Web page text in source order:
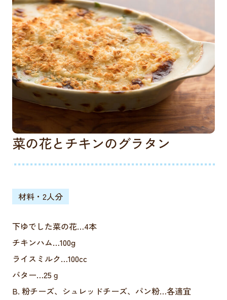
菜の花とチキンのグラタン
材料・2人分
下ゆでした菜の花…4本
チキンハム…100g
ライスミルク…100cc
バター…25ｇ
B. 粉チーズ、シュレッドチーズ、パン粉…各適宜